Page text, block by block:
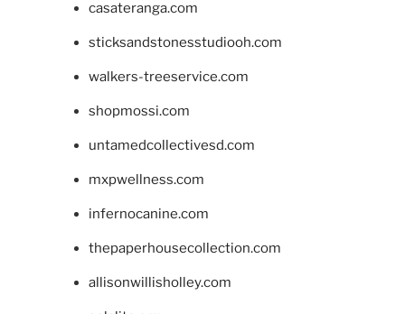
casateranga.com
sticksandstonesstudiooh.com
walkers-treeservice.com
shopmossi.com
untamedcollectivesd.com
mxpwellness.com
infernocanine.com
thepaperhousecollection.com
allisonwillisholley.com